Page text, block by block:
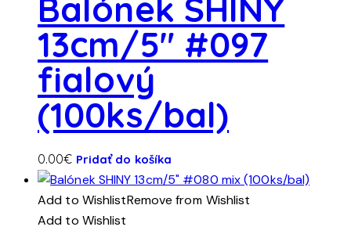
Balónek SHINY
13cm/5″ #097
fialový
(100ks/bal)
0.00€ Pridať do košíka
Add to WishlistRemove from Wishlist
Add to Wishlist